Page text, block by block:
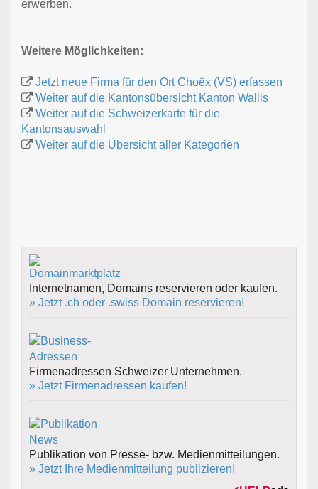
erwerben.
Weitere Möglichkeiten:
Jetzt neue Firma für den Ort Choëx (VS) erfassen
Weiter auf die Kantonsübersicht Kanton Wallis
Weiter auf die Schweizerkarte für die
Kantonsauswahl
Weiter auf die Übersicht aller Kategorien
Internetnamen, Domains reservieren oder kaufen.
» Jetzt .ch oder .swiss Domain reservieren!
Firmenadressen Schweizer Unternehmen.
» Jetzt Firmenadressen kaufen!
Publikation von Presse- bzw. Medienmitteilungen.
» Jetzt Ihre Medienmitteilung publizieren!